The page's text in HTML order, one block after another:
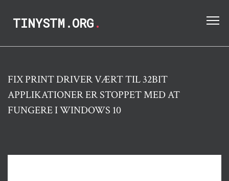
TINYSTM.ORG.
FIX PRINT DRIVER VÆRT TIL 32BIT
APPLIKATIONER ER STOPPET MED AT
FUNGERE I WINDOWS 10